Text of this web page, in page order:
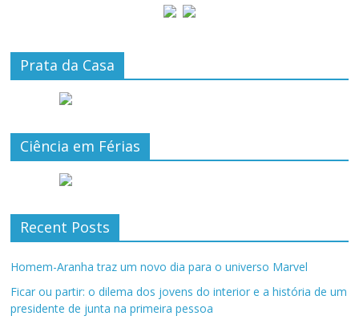
Prata da Casa
Ciência em Férias
Recent Posts
Homem-Aranha traz um novo dia para o universo Marvel
Ficar ou partir: o dilema dos jovens do interior e a história de um
presidente de junta na primeira pessoa